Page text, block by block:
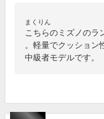
まくりん
こちらのミズノのラ
。軽量でクッション
中級者モデルです。